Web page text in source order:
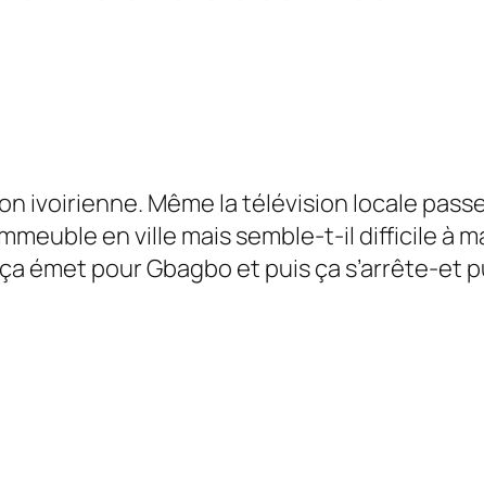
ivoirienne. Même la télévision locale
en ville mais semble-t-il difficile à
émet pour Gbagbo et puis ça s’arrête-et